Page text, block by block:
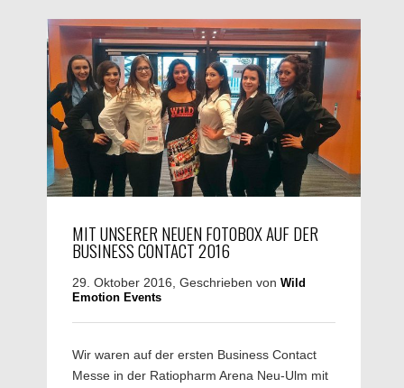
MIT UNSERER NEUEN FOTOBOX AUF DER
BUSINESS CONTACT 2016
29. Oktober 2016, Geschrieben von Wild
Emotion Events
Wir waren auf der ersten Business Contact
Messe in der Ratiopharm Arena Neu-Ulm mit